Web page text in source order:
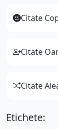
Citate
Citate
Citate
Etichete: